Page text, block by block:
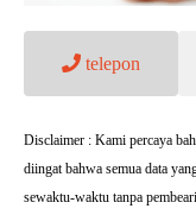
telepon
Disclaimer : Kami percaya
diingat bahwa semua data
sewaktu-waktu tanpa